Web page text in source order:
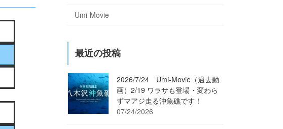
Umi-Movie
最近の投稿
2026/7/24 Umi-Movie（過去動
画）2/19 ワラサも登場・変わら
ずマアジ走る沖魚礁です！
07/24/2026